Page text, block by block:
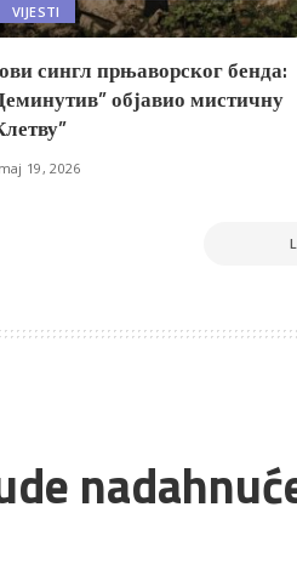
VIJESTI
сингл прњаворског бенда:
објавио мистичну
maj 19, 2026